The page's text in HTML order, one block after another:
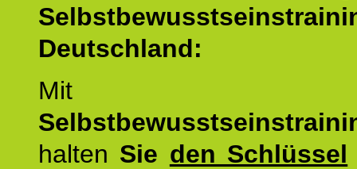
Deutschland:
Mit
halten Sie den Schlüssel